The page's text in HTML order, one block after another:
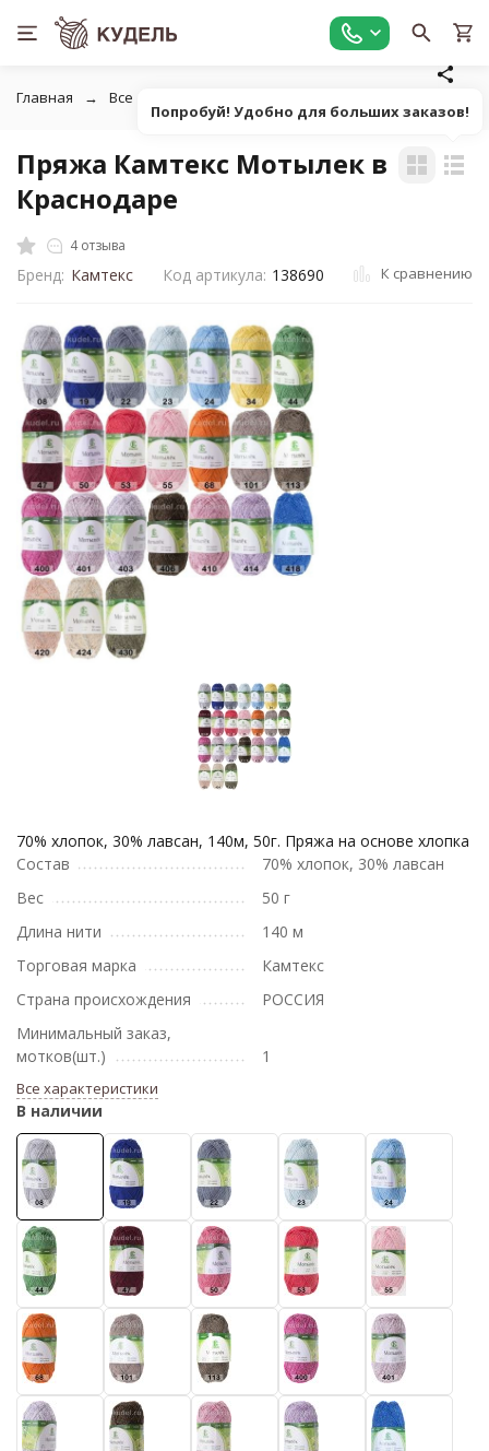
Главная Все для вязания
Пряжа Камтекс Мотылек в
Краснодаре
4 отзыва
Бренд: Камтекс Код артикула: 138690 К сравнению
70% хлопок, 30% лавсан, 140м, 50г. Пряжа на основе хлопка
Состав
70% хлопок, 30% лавсан
Вес
50 г
Длина нити
140 м
Торговая марка
Камтекс
Страна происхождения
РОССИЯ
Минимальный заказ,
мотков(шт.)
1
Все характеристики
В наличии
Попробуй! Удобно для больших заказов!